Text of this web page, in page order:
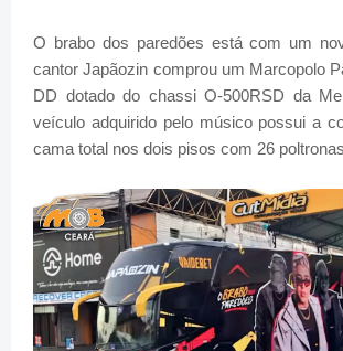
O brabo dos paredões está com um
cantor Japãozin comprou um Marcopolo
DD dotado do chassi O-500RSD da
veículo adquirido pelo músico possui a
cama total nos dois pisos com 26